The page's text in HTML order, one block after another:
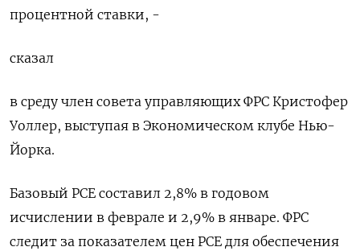
процентной ставки, -
сказал
в среду член совета управляющих ФРС Кристофер
Уоллер, выступая в Экономическом клубе Нью-
Йорка.
Базовый PCE составил 2,8% в годовом
исчислении в феврале и 2,9% в январе. ФРС
следит за показателем цен PCE для обеспечения